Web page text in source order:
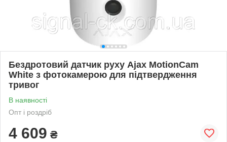
Бездротовий датчик руху Ajax MotionCam
White з фотокамерою для підтвердження
тривог
В наявності
Опт і роздріб
4 609 ₴